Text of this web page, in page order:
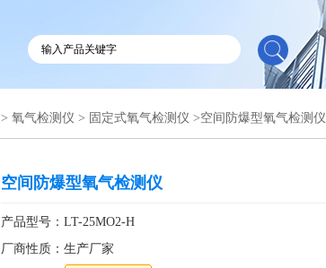
> 氧气检测仪 > 固定式氧气检测仪 >空间防爆型氧气检测仪
空间防爆型氧气检测仪
产品型号：LT-25MO2-H
厂商性质：生产厂家